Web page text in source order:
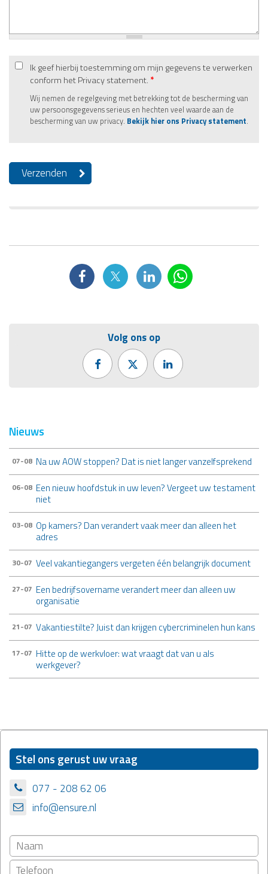
Ik geef hierbij toestemming om mijn gegevens te verwerken
conform het Privacy statement. *
Wij nemen de regelgeving met betrekking tot de bescherming van
uw persoonsgegevens serieus en hechten veel waarde aan de
bescherming van uw privacy. Bekijk hier ons Privacy statement.
Volg ons op
Nieuws
07-08 Na uw AOW stoppen? Dat is niet langer vanzelfsprekend
06-08 Een nieuw hoofdstuk in uw leven? Vergeet uw testament
niet
03-08 Op kamers? Dan verandert vaak meer dan alleen het
adres
30-07 Veel vakantiegangers vergeten één belangrijk document
27-07 Een bedrijfsovername verandert meer dan alleen uw
organisatie
21-07 Vakantiestilte? Juist dan krijgen cybercriminelen hun kans
17-07 Hitte op de werkvloer: wat vraagt dat van u als
werkgever?
Stel ons gerust uw vraag
077 - 208 62 06
info@ensure.nl